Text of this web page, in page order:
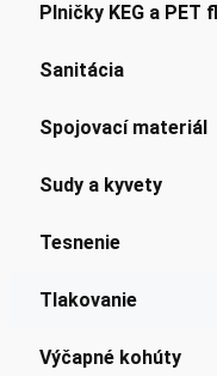
Plničky KEG a PET
Sanitácia
Spojovací materiál
Sudy a kyvety
Tesnenie
Tlakovanie
Výčapné kohúty